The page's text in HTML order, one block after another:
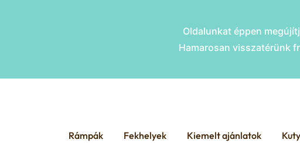
Oldalunkat éppen
Hamarosan visszatérünk
navigation
contentRámpák Fekhelyek Kiemelt ajánlatok